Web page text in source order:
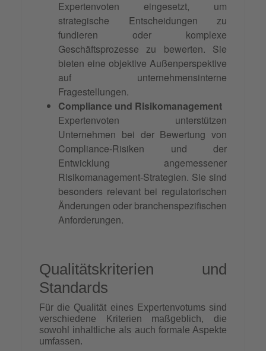
Expertenvoten eingesetzt, um
strategische Entscheidungen zu
fundieren oder komplexe
Geschäftsprozesse zu bewerten. Sie
bieten eine objektive Außenperspektive
auf unternehmensinterne
Fragestellungen.
Compliance und Risikomanagement
Expertenvoten unterstützen
Unternehmen bei der Bewertung von
Compliance-Risiken und der
Entwicklung angemessener
Risikomanagement-Strategien. Sie sind
besonders relevant bei regulatorischen
Änderungen oder branchenspezifischen
Anforderungen.
Qualitätskriterien und
Standards
Für die Qualität eines Expertenvotums sind
verschiedene Kriterien maßgeblich, die
sowohl inhaltliche als auch formale Aspekte
umfassen.